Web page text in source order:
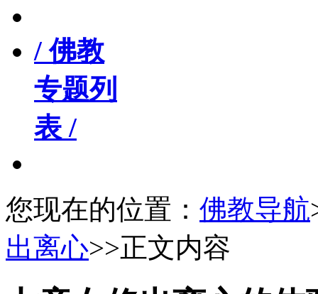
/ 佛教
专题列
表 /
您现在的位置： 佛教导航
出离心>>正文内容